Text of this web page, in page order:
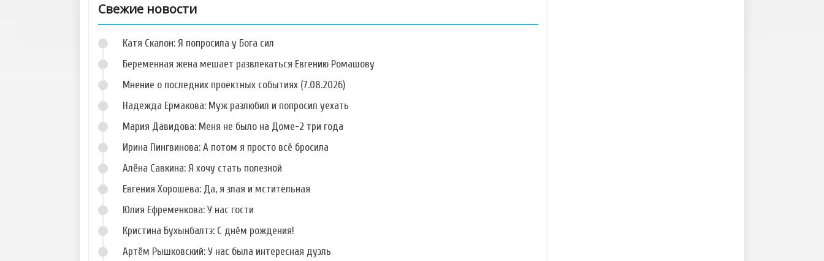
Фото Сергея
Катасонова
Фото Кристины
Лясковец
Фото Ольги
Рапунцель
Фото Николая
Должанского
Фото Елены
Кальник
Фото Раисы
Свежие новости
Катя Скалон: Я попросила у Бога сил
Беременная жена мешает развлекаться Евгению Ромашову
Мнение о последних проектных событиях (7.08.2026)
Надежда Ермакова: Муж разлюбил и попросил уехать
Мария Давидова: Меня не было на Доме-2 три года
Ирина Пингвинова: А потом я просто всё бросила
Алёна Савкина: Я хочу стать полезной
Евгения Хорошева: Да, я злая и мстительная
Юлия Ефременкова: У нас гости
Кристина Бухынбалтэ: С днём рождения!
Артём Рышковский: У нас была интересная дуэль